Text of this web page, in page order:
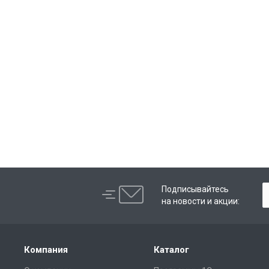
Подписывайтесь
на новости и акции:
Компания Каталог